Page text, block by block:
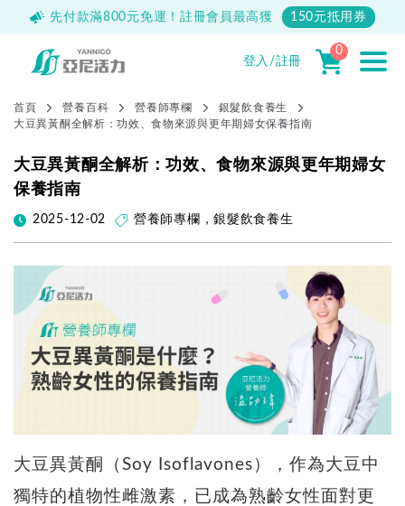
04 天 10 時 05 分 26 秒 23週年慶熱烈開跑中！滿額現折最高
登入/註冊
0
首頁 營養百科 營養師專欄
銀髮飲食養生
大豆異黃酮全解析：功效、食物來源與更年期婦女保養指南
大豆異黃酮全解析：功效、食物來源與更年期婦女
保養指南
2025-12-02 營養師專欄 ，銀髮飲食養生
大豆異黃酮（Soy Isoflavones），作為大豆中
獨特的植物性雌激素，已成為熟齡女性面對更